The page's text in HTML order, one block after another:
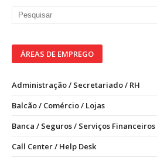
ÁREAS DE EMPREGO
Administração / Secretariado / RH
Balcão / Comércio / Lojas
Banca / Seguros / Serviços Financeiros
Call Center / Help Desk